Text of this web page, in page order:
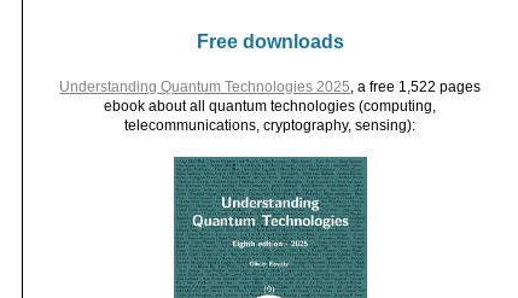
Free downloads
Understanding Quantum Technologies 2025 , a free 1,522 pages
ebook about all quantum technologies (computing,
telecommunications, cryptography, sensing):